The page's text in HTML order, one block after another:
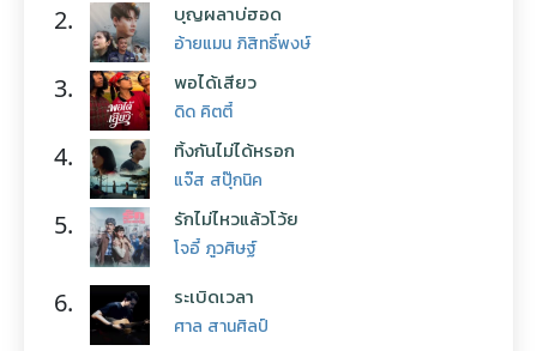
2. บุญผลาบ่ฮอด
อ้ายแมน ภิสิทธิ์พงษ์
3. พอได้เสียว
ดิด คิตตี้
4. ทิ้งกันไม่ได้หรอก
แจ๊ส สปุ๊กนิค
5. รักไม่ไหวแล้วโว้ย
โจอี้ ภูวศิษฐ์
6. ระเบิดเวลา
ศาล สานศิลป์